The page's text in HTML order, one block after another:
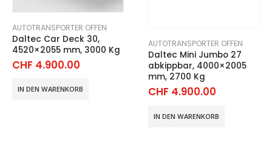
AUTOTRANSPORTER OFFEN
Daltec Car Deck 30,
4520×2055 mm, 3000 Kg
CHF 4.900.00
IN DEN WARENKORB
AUTOTRANSPORTER OFFEN
Daltec Mini Jumbo 27
abkippbar, 4000×2005
mm, 2700 Kg
CHF 4.900.00
IN DEN WARENKORB